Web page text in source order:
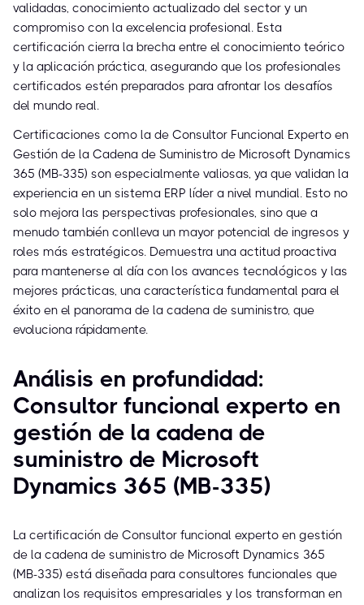
validadas, conocimiento actualizado del sector y un
compromiso con la excelencia profesional. Esta
certificación cierra la brecha entre el conocimiento teórico
y la aplicación práctica, asegurando que los profesionales
certificados estén preparados para afrontar los desafíos
del mundo real.
Certificaciones como la de Consultor Funcional Experto en
Gestión de la Cadena de Suministro de Microsoft Dynamics
365 (MB-335) son especialmente valiosas, ya que validan la
experiencia en un sistema ERP líder a nivel mundial. Esto no
solo mejora las perspectivas profesionales, sino que a
menudo también conlleva un mayor potencial de ingresos y
roles más estratégicos. Demuestra una actitud proactiva
para mantenerse al día con los avances tecnológicos y las
mejores prácticas, una característica fundamental para el
éxito en el panorama de la cadena de suministro, que
evoluciona rápidamente.
Análisis en profundidad:
Consultor funcional experto en
gestión de la cadena de
suministro de Microsoft
Dynamics 365 (MB-335)
La certificación de Consultor funcional experto en gestión
de la cadena de suministro de Microsoft Dynamics 365
(MB-335) está diseñada para consultores funcionales que
analizan los requisitos empresariales y los transforman en